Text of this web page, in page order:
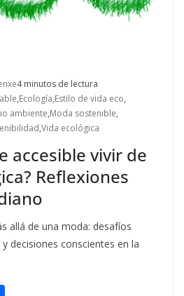
4 minutos de lectura
,Ecología,Estilo de vida eco,
ambiente,Moda sostenible,
,Vida ecológica
accesible vivir de
Reflexiones
allá de una moda: desafíos
decisiones conscientes en la